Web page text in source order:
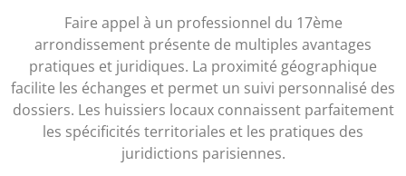
Faire appel à un professionnel du 17ème
arrondissement présente de multiples avantages
pratiques et juridiques. La proximité géographique
facilite les échanges et permet un suivi personnalisé des
dossiers. Les huissiers locaux connaissent parfaitement
les spécificités territoriales et les pratiques des
juridictions parisiennes.